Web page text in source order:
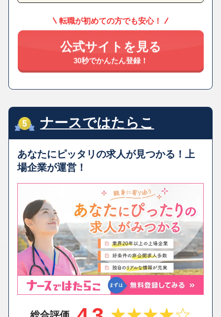
転職が初めての方でも安心！
公式サイトを見る
30秒でかんたん登録！
ナースではたらこ
あなたにピッタリの求人が見つかる！上
場企業が運営！